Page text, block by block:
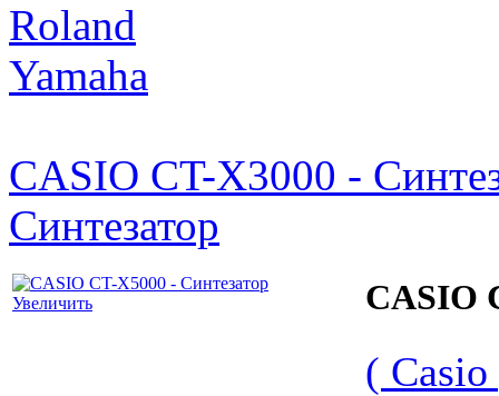
Roland
Yamaha
CASIO CT-X3000 -
Синтезатор
Увеличить CASIO
( Casio